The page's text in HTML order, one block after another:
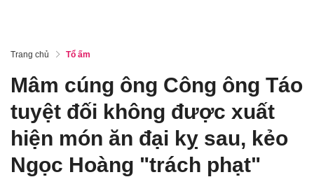
Trang chủ Tổ ấm
Mâm cúng ông Công ông Táo
tuyệt đối không được xuất
hiện món ăn đại kỵ sau, kẻo
Ngọc Hoàng "trách phạt"